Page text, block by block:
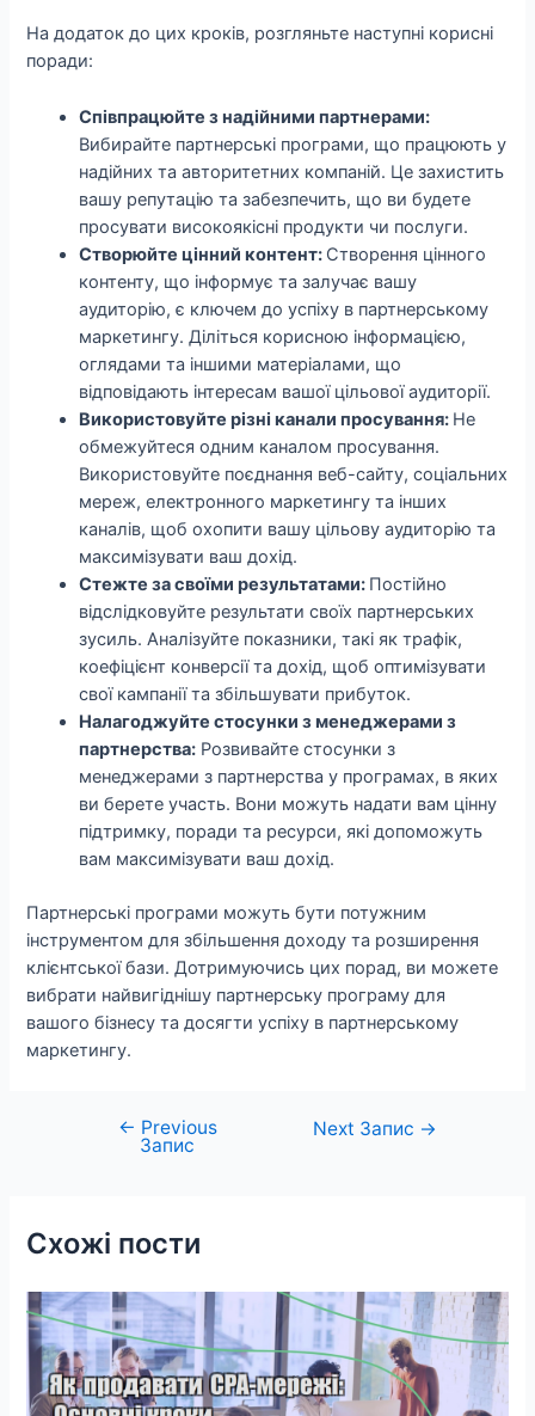
На додаток до цих кроків, розгляньте наступні корисні
поради:
Співпрацюйте з надійними партнерами:
Вибирайте партнерські програми, що працюють у
надійних та авторитетних компаній. Це захистить
вашу репутацію та забезпечить, що ви будете
просувати високоякісні продукти чи послуги.
Створюйте цінний контент: Створення цінного
контенту, що інформує та залучає вашу
аудиторію, є ключем до успіху в партнерському
маркетингу. Діліться корисною інформацією,
оглядами та іншими матеріалами, що
відповідають інтересам вашої цільової аудиторії.
Використовуйте різні канали просування: Не
обмежуйтеся одним каналом просування.
Використовуйте поєднання веб-сайту, соціальних
мереж, електронного маркетингу та інших
каналів, щоб охопити вашу цільову аудиторію та
максимізувати ваш дохід.
Стежте за своїми результатами: Постійно
відслідковуйте результати своїх партнерських
зусиль. Аналізуйте показники, такі як трафік,
коефіцієнт конверсії та дохід, щоб оптимізувати
свої кампанії та збільшувати прибуток.
Налагоджуйте стосунки з менеджерами з
партнерства: Розвивайте стосунки з
менеджерами з партнерства у програмах, в яких
ви берете участь. Вони можуть надати вам цінну
підтримку, поради та ресурси, які допоможуть
вам максимізувати ваш дохід.
Партнерські програми можуть бути потужним
інструментом для збільшення доходу та розширення
клієнтської бази. Дотримуючись цих порад, ви можете
вибрати найвигіднішу партнерську програму для
вашого бізнесу та досягти успіху в партнерському
маркетингу.
Навігація
← Previous
Запис
Next Запис →
Схожі пости